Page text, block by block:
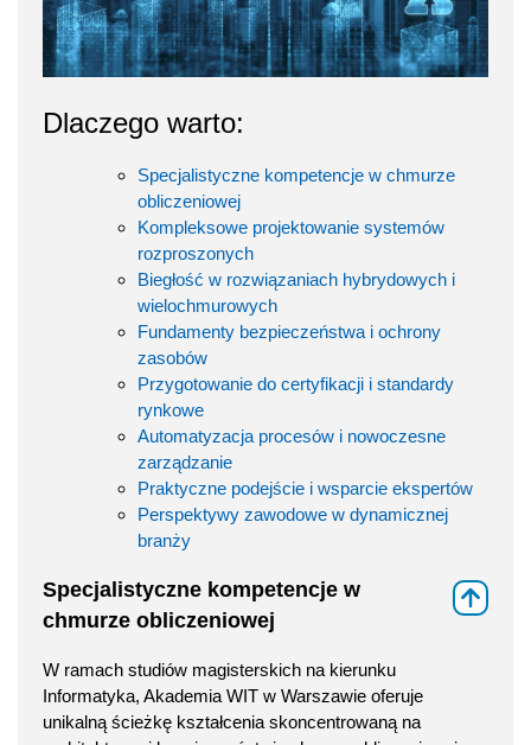
Dlaczego warto:
Specjalistyczne kompetencje w chmurze
obliczeniowej
Kompleksowe projektowanie systemów
rozproszonych
Biegłość w rozwiązaniach hybrydowych i
wielochmurowych
Fundamenty bezpieczeństwa i ochrony
zasobów
Przygotowanie do certyfikacji i standardy
rynkowe
Automatyzacja procesów i nowoczesne
zarządzanie
Praktyczne podejście i wsparcie ekspertów
Perspektywy zawodowe w dynamicznej
branży
Specjalistyczne kompetencje w
chmurze obliczeniowej
W ramach studiów magisterskich na kierunku
Informatyka, Akademia WIT w Warszawie oferuje
unikalną ścieżkę kształcenia skoncentrowaną na